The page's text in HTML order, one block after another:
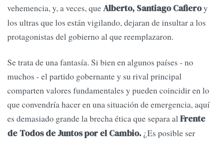
vehemencia, y, a veces, queAlberto, Santiago Cafieroy
los ultras que los están vigilando, dejaran de insultar a los
protagonistas del gobierno al que reemplazaron.
Se trata de una fantasía. Si bien en algunos países - no
muchos - el partido gobernante y su rival principal
comparten valores fundamentales y pueden coincidir en lo
que convendría hacer en una situación de emergencia, aquí
es demasiado grande la brecha ética que separa alFrente
de Todos de Juntos por el Cambio. ¿Es posible ser